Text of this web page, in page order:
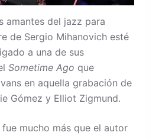
amantes del jazz para
de Sergio Mihanovich esté
a una de sus
Sometime Ago que
en aquella grabación de
Gómez y Elliot Zigmund.
mucho más que el autor